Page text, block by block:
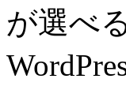
が選べ